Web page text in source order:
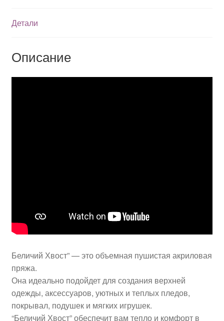
Детали
Описание
Беличий Хвост” — это объемная пушистая акриловая
пряжа.
Она идеально подойдет для создания верхней
одежды, аксессуаров, уютных и теплых пледов,
покрывал, подушек и мягких игрушек.
“Беличий Хвост” обеспечит вам тепло и комфорт в